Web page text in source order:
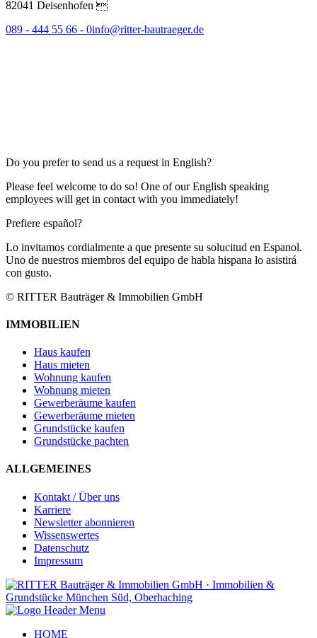
82041 Deisenhofen 
089 - 444 55 66 - 0info@ritter-bautraeger.de
Do you prefer to send us a request in English?
Please feel welcome to do so! One of our English speaking
employees will get in contact with you immediately!
Prefiere español?
Lo invitamos cordialmente a que presente su solucitud en Espanol.
Uno de nuestros miembros del equipo de habla hispana lo asistirá
con gusto.
© RITTER Bauträger & Immobilien GmbH
IMMOBILIEN
Haus kaufen
Haus mieten
Wohnung kaufen
Wohnung mieten
Gewerberäume kaufen
Gewerberäume mieten
Grundstücke kaufen
Grundstücke pachten
ALLGEMEINES
Kontakt / Über uns
Karriere
Newsletter abonnieren
Wissenswertes
Datenschutz
Impressum
HOME